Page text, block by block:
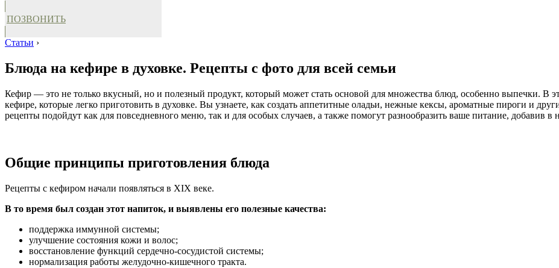
ПОЗВОНИТЬ
Статьи ›
Блюда на кефире в духовке. Рецепты с фото для всей семьи
Кефир — это не только вкусный, но и полезный продукт, который может стать основой для множества блюд, особенно выпечки. В
кефире, которые легко приготовить в духовке. Вы узнаете, как создать аппетитные оладьи, нежные кексы, ароматные пироги и
рецепты подойдут как для повседневного меню, так и для особых случаев, а также помогут разнообразить ваше питание, добавив в
Общие принципы приготовления блюда
Рецепты с кефиром начали появляться в XIX веке.
В то время был создан этот напиток, и выявлены его полезные качества:
поддержка иммунной системы;
улучшение состояния кожи и волос;
восстановление функций сердечно-сосудистой системы;
нормализация работы желудочно-кишечного тракта.